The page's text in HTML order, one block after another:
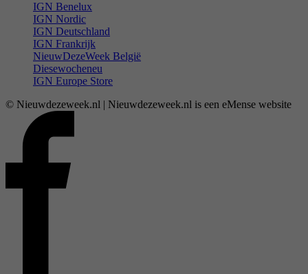
IGN Benelux
IGN Nordic
IGN Deutschland
IGN Frankrijk
NieuwDezeWeek België
Diesewocheneu
IGN Europe Store
© Nieuwdezeweek.nl | Nieuwdezeweek.nl is een eMense website